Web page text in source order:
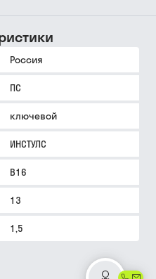
Россия
ПС
ключевой
ИНСТУЛС
В16
13
1,5